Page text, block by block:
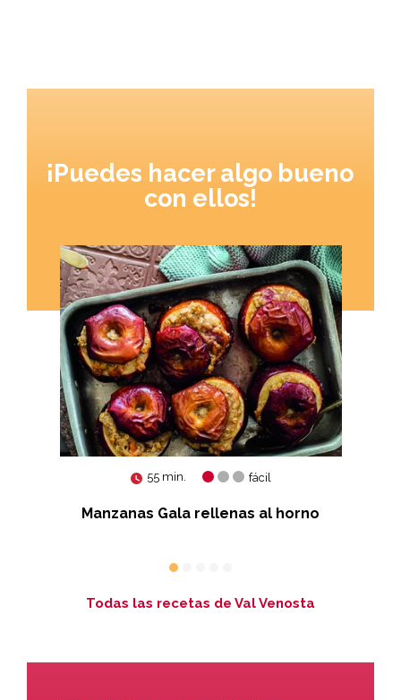
¡Puedes hacer algo bueno
con ellos!
55 min. fácil
Manzanas Gala rellenas al horno
Todas las recetas de Val Venosta